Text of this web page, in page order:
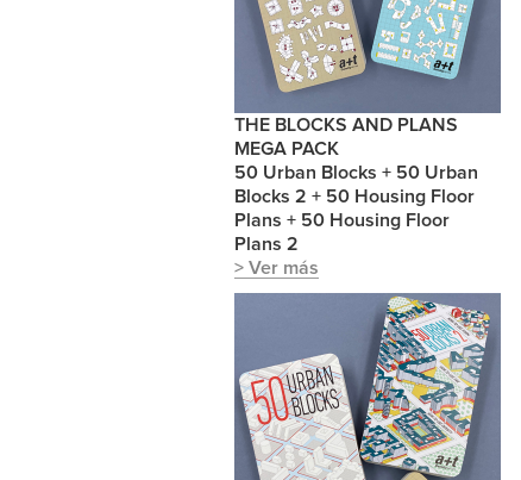
THE BLOCKS AND PLANS
MEGA PACK
50 Urban Blocks + 50 Urban
Blocks 2 + 50 Housing Floor
Plans + 50 Housing Floor
Plans 2
> Ver más